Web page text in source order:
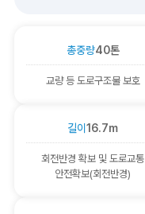
총중량40톤
교량 등 도로구조물 보호
길이16.7m
회전반경 확보 및 도로교통
안전확보(회전반경)